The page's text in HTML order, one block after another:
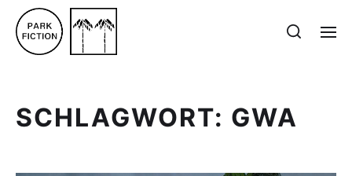
SCHLAGWORT: GWA